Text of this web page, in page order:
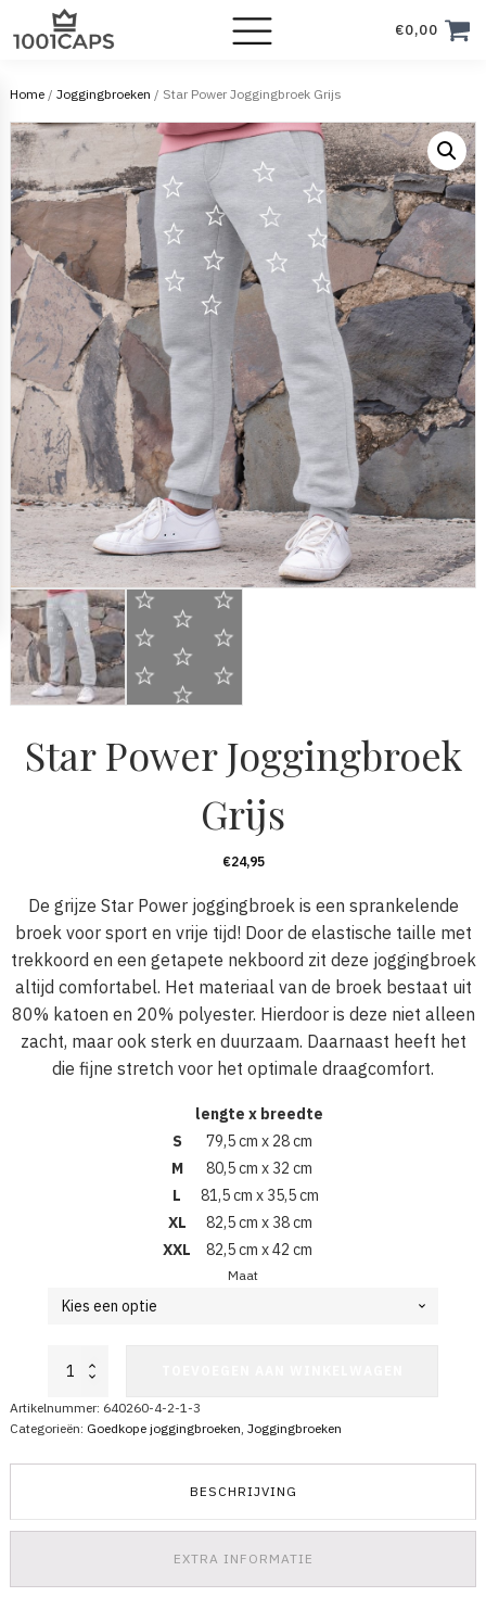
€0,00
Home/ Joggingbroeken / Star Power Joggingbroek Grijs
Star Power Joggingbroek
Grijs
€24,95
De grijze Star Power joggingbroek is een sprankelende
broek voor sport en vrije tijd! Door de elastische taille met
trekkoord en een getapete nekboord zit deze joggingbroek
altijd comfortabel. Het materiaal van de broek bestaat uit
80% katoen en 20% polyester. Hierdoor is deze niet alleen
zacht, maar ook sterk en duurzaam. Daarnaast heeft het
die fijne stretch voor het optimale draagcomfort.
lengte x breedte
S
79,5 cm x 28 cm
M
80,5 cm x 32 cm
L
81,5 cm x 35,5 cm
XL
82,5 cm x 38 cm
XXL
82,5 cm x 42 cm
Maat
Star
Power
Joggingbroek
Grijs
Artikelnummer: 640260-4-2-1-3
Categorieën: Goedkope joggingbroeken Joggingbroeken
BESCHRIJVING
EXTRA INFORMATIE